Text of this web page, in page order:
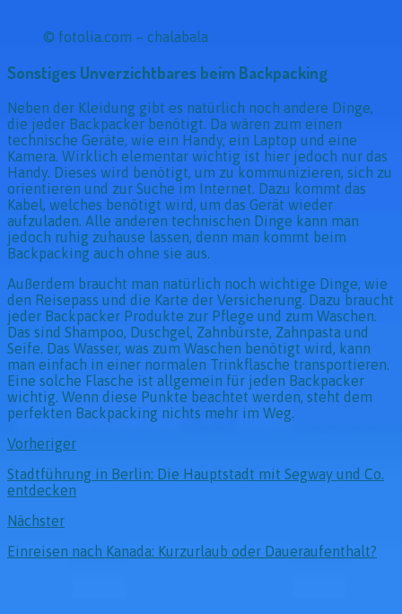
© fotolia.com – chalabala
Sonstiges Unverzichtbares beim Backpacking
Neben der Kleidung gibt es natürlich noch andere Dinge,
die jeder Backpacker benötigt. Da wären zum einen
technische Geräte, wie ein Handy, ein Laptop und eine
Kamera. Wirklich elementar wichtig ist hier jedoch nur das
Handy. Dieses wird benötigt, um zu kommunizieren, sich zu
orientieren und zur Suche im Internet. Dazu kommt das
Kabel, welches benötigt wird, um das Gerät wieder
aufzuladen. Alle anderen technischen Dinge kann man
jedoch ruhig zuhause lassen, denn man kommt beim
Backpacking auch ohne sie aus.
Außerdem braucht man natürlich noch wichtige Dinge, wie
den Reisepass und die Karte der Versicherung. Dazu braucht
jeder Backpacker Produkte zur Pflege und zum Waschen.
Das sind Shampoo, Duschgel, Zahnbürste, Zahnpasta und
Seife. Das Wasser, was zum Waschen benötigt wird, kann
man einfach in einer normalen Trinkflasche transportieren.
Eine solche Flasche ist allgemein für jeden Backpacker
wichtig. Wenn diese Punkte beachtet werden, steht dem
perfekten Backpacking nichts mehr im Weg.
Vorheriger
Stadtführung in Berlin: Die Hauptstadt mit Segway und Co.
entdecken
Nächster
Einreisen nach Kanada: Kurzurlaub oder Daueraufenthalt?